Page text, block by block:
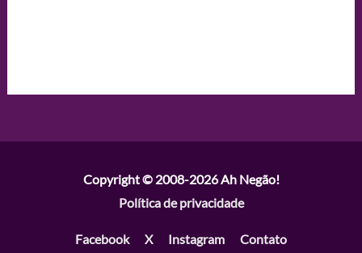
Copyright © 2008-2026Ah Negão!
Política de privacidade
Facebook X Instagram Contato